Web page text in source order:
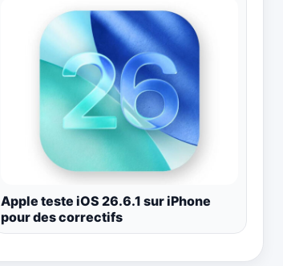
Apple teste iOS 26.6.1 sur iPhone
pour des correctifs